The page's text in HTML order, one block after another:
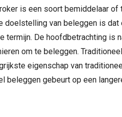
is een soort bemiddelaar
doelstelling van beleggen is
termijn. De hoofdbetrachting is
om te beleggen.
eigenschap van
beleggen gebeurt op een